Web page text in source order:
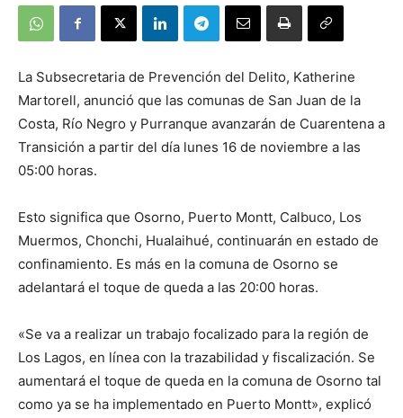
La Subsecretaria de Prevención del Delito, Katherine
Martorell, anunció que las comunas de San Juan de la
Costa, Río Negro y Purranque avanzarán de Cuarentena a
Transición a partir del día lunes 16 de noviembre a las
05:00 horas.
Esto significa que Osorno, Puerto Montt, Calbuco, Los
Muermos, Chonchi, Hualaihué, continuarán en estado de
confinamiento. Es más en la comuna de Osorno se
adelantará el toque de queda a las 20:00 horas.
«Se va a realizar un trabajo focalizado para la región de
Los Lagos, en línea con la trazabilidad y fiscalización. Se
aumentará el toque de queda en la comuna de Osorno tal
como ya se ha implementado en Puerto Montt», explicó